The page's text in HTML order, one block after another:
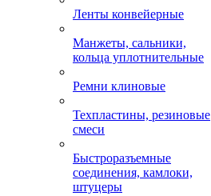
Ленты конвейерные
Манжеты, сальники,
кольца уплотнительные
Ремни клиновые
Техпластины, резиновые
смеси
Быстроразъемные
соединения, камлоки,
штуцеры